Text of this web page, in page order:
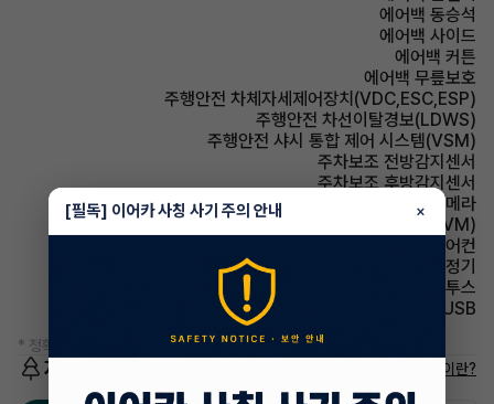
에어백 동승석
에어백 사이드
에어백 커튼
에어백 무릎보호
주행안전 차체자세제어장치(VDC,ESC,ESP)
주행안전 차선이탈경보(LDWS)
주행안전 샤시 통합 제어 시스템(VSM)
주차보조 전방감지센서
주차보조 후방감지센서
주차보조 후방카메라
주차보조 어라운드뷰(AVM)
에어컨 풀오토에어컨
에어컨 공기청정기
유무선단자 블루투스
유무선단자 USB
* 정확한 정보는 판매자와 반드시 확인하시기 바랍니다.
저공해차량 정보 저공해차량이란?
[필독] 이어카 사칭 사기 주의 안내 ×